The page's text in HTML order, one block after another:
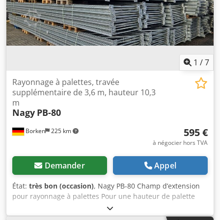
1 /7
Borken 225 km
Rayonnage à palettes, travée
supplémentaire de 3,6 m, hauteur 10,3
m
Nagy PB-80
595 €
à négocier hors TVA
Demander Appel
État: très bon (occasion), Nagy PB-80 Champ d’extension
pour rayonnage à palettes Pour une hauteur de palette
standard (1,20 m), vous pouvez installer 6 niveaux de
traverses sur le champ d’extension d’une hauteur de 10,3